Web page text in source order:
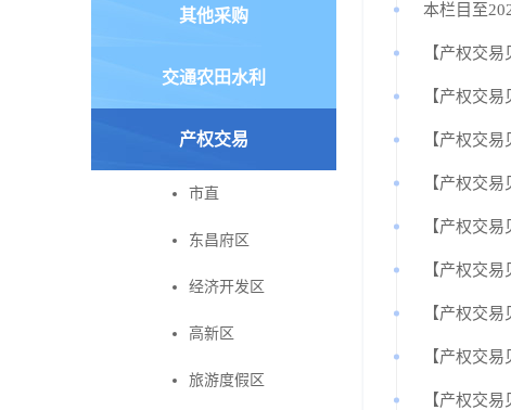
其他采购
交通农田水利
产权交易
市直
东昌府区
经济开发区
高新区
旅游度假区
本栏目至
【产权交
【产权交
【产权交
【产权交
【产权交
【产权交
【产权交
【产权交
【产权交